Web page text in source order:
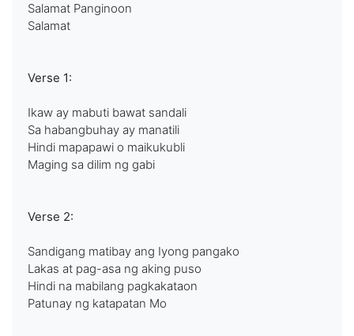
Salamat Panginoon
Salamat
Verse 1:
Ikaw ay mabuti bawat sandali
Sa habangbuhay ay manatili
Hindi mapapawi o maikukubli
Maging sa dilim ng gabi
Verse 2:
Sandigang matibay ang Iyong pangako
Lakas at pag-asa ng aking puso
Hindi na mabilang pagkakataon
Patunay ng katapatan Mo